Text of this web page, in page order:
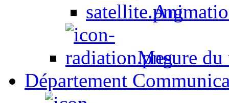
Mesure du
Département